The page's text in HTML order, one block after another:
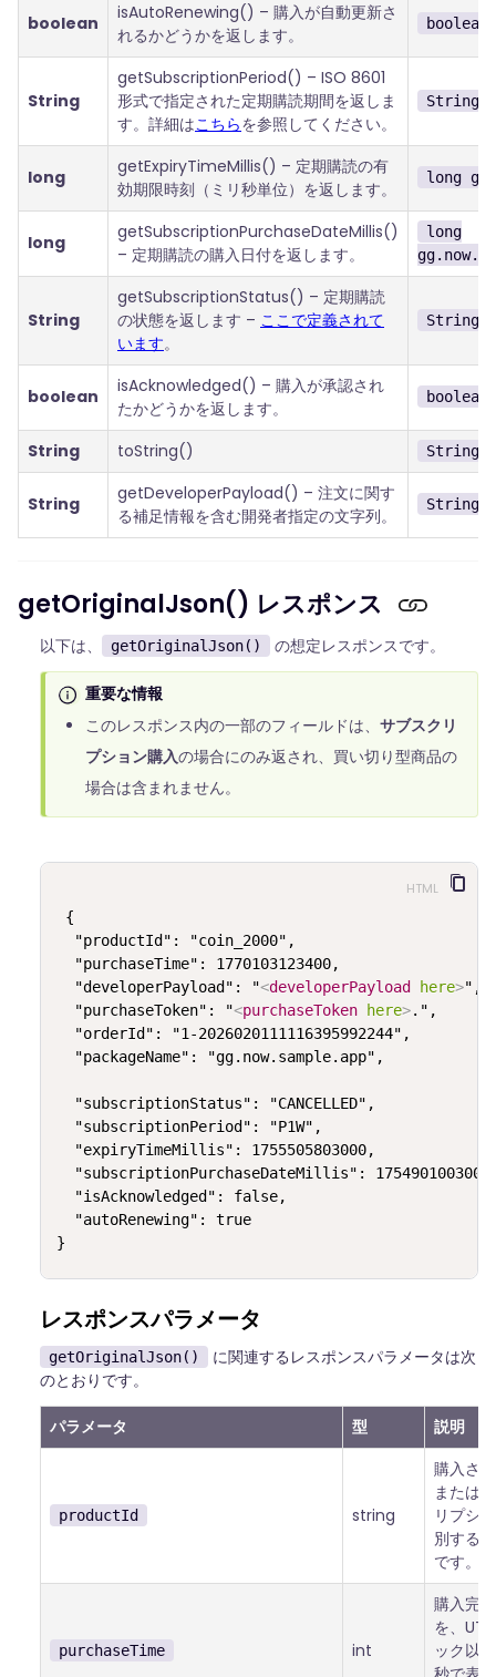
boolean
isAutoRenewing() – 購入が自動更新さ
れるかどうかを返します。
String
getSubscriptionPeriod() – ISO 8601
形式で指定された定期購読期間を返しま
す。詳細はこちらを参照してください。
String
long
getExpiryTimeMillis() – 定期購読の有
効期限時刻（ミリ秒単位）を返します。
long
long
getSubscriptionPurchaseDateMillis()
– 定期購読の購入日付を返します。
long
String
getSubscriptionStatus() – 定期購読
の状態を返します – ここで定義されて
います。
String
boolean
isAcknowledged() – 購入が承認され
たかどうかを返します。
String toString() String
String
getDeveloperPayload() – 注文に関す
る補足情報を含む開発者指定の文字列。
String
getOriginalJson() レスポンス
以下は、 getOriginalJson() の想定レスポンスです。
重要な情報
このレスポンス内の一部のフィールドは、 サブスクリ
プション購入の場合にのみ返され、買い切り型商品の
場合は含まれません。
{
  "productId": "coin_2000",
  "purchaseTime": 1770103123400,
  "developerPayload": "
<developerPayload here>",
  "purchaseToken": "
<purchaseToken here>.",
  "orderId": "1-2026020111116395992244",
  "packageName": "gg.now.sample.app",
  "subscriptionStatus": "CANCELLED",
  "subscriptionPeriod": "P1W",
  "expiryTimeMillis": 1755505803000,
"subscriptionPurchaseDateMillis":
  "isAcknowledged": false,
  "autoRenewing": true
}
HTML
レスポンスパラメータ
getOriginalJson()
に関連するレスポンスパラメータは次
のとおりです。
パラメータ 型 説明
productId string
購入さ
または
リプシ
別する
です。
purchaseTime int
購入完
を、
ック以